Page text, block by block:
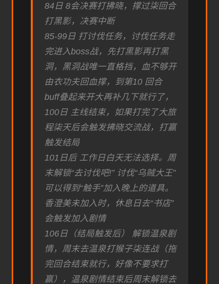
84日 8会决赛打拂晓，撑过柒回合
打黑影，决赛中断
85-99日 打讨伐任务，讨伐任务走
完进入boss战，先打黑影再打黑
洞，黑洞战唯一直格挡，血不够开
由衣功夫回血撑，到第10 回合
buff叠起来开大再补几下就行了，
100日 主线结束，如果打完了大旅
程柒天后会触发拂晓交流战，打赢
触发结局
101日后 工作日白天无法选择。周
末解锁“去讨伐吧!” 讨伐“乌贼大王”
可以得到“触手”加入晚上的道具。
香澄美未加入时，休息日去“书店”
会触发加入剧情
106日（结局触发后） 解锁温泉剧
情，周末去温泉打猴子柒连战（拖
完回合结束就行，好像不要求打
赢），温泉剧情结束后周末解锁去